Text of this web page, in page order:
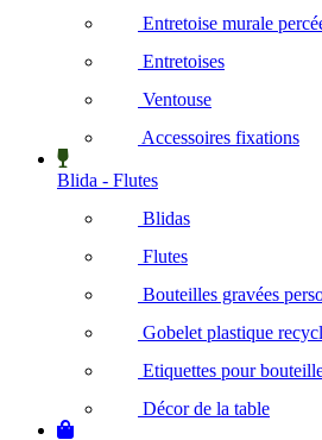
Entretoise murale
Entretoises
Ventouse
Accessoires fixations
Blida - Flutes
Blidas
Flutes
Bouteilles gravées
Gobelet plastique
Etiquettes pour
Décor de la table